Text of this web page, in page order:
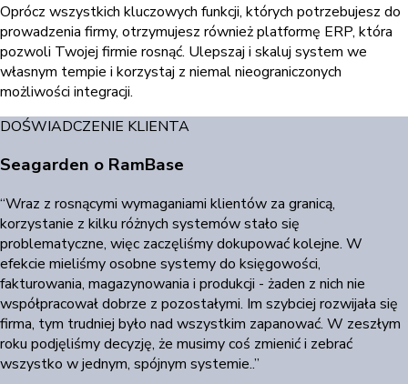
Oprócz wszystkich kluczowych funkcji, których potrzebujesz do
prowadzenia firmy, otrzymujesz również platformę ERP, która
pozwoli Twojej firmie rosnąć. Ulepszaj i skaluj system we
własnym tempie i korzystaj z niemal nieograniczonych
możliwości integracji.
DOŚWIADCZENIE KLIENTA
Seagarden o RamBase
“Wraz z rosnącymi wymaganiami klientów za granicą,
korzystanie z kilku różnych systemów stało się
problematyczne, więc zaczęliśmy dokupować kolejne. W
efekcie mieliśmy osobne systemy do księgowości,
fakturowania, magazynowania i produkcji - żaden z nich nie
współpracował dobrze z pozostałymi. Im szybciej rozwijała się
firma, tym trudniej było nad wszystkim zapanować. W zeszłym
roku podjęliśmy decyzję, że musimy coś zmienić i zebrać
wszystko w jednym, spójnym systemie..”